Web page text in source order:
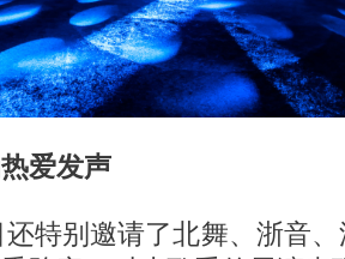
爱发声
特别邀请了北舞、浙音